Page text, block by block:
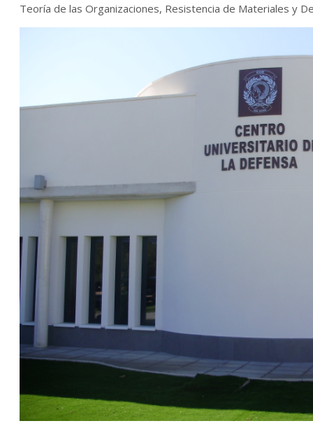
Teoría de las Organizaciones, Resistencia de Materiales y